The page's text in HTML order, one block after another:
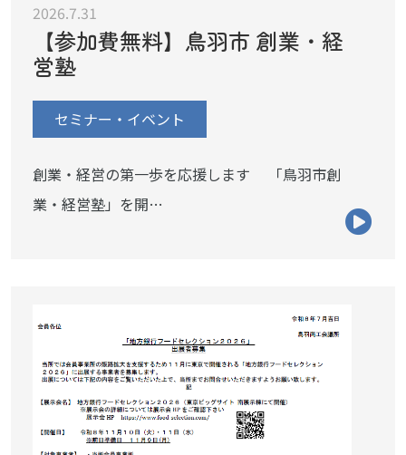
2026.7.31
【参加費無料】鳥羽市 創業・経
営塾
セミナー・イベント
創業・経営の第一歩を応援します 「鳥羽市創
業・経営塾」を開…